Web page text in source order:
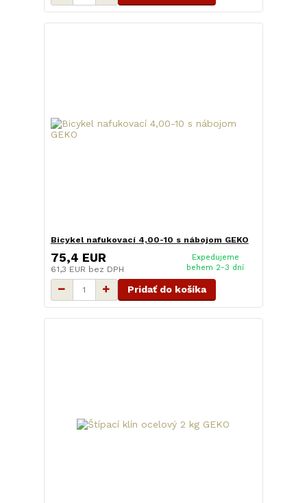
Bicykel nafukovací 4,00-10 s nábojom GEKO
75,4 EUR
61,3 EUR bez DPH
Expedujeme
behem 2-3 dní
Pridať do košíka